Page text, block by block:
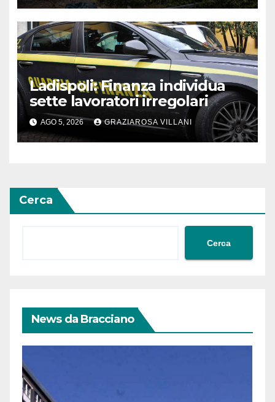
Ladispoli: Finanza individua
sette lavoratori irregolari
AGO 5, 2026 GRAZIAROSA VILLANI
Cerca
Cerca
News da Bracciano